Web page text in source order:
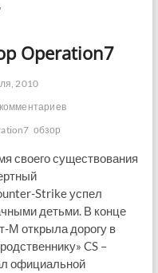
Operation7
2010
обзор
своего существования
Strike успел
детьми. В конце
М открыла дорогу в
CS –
официальной